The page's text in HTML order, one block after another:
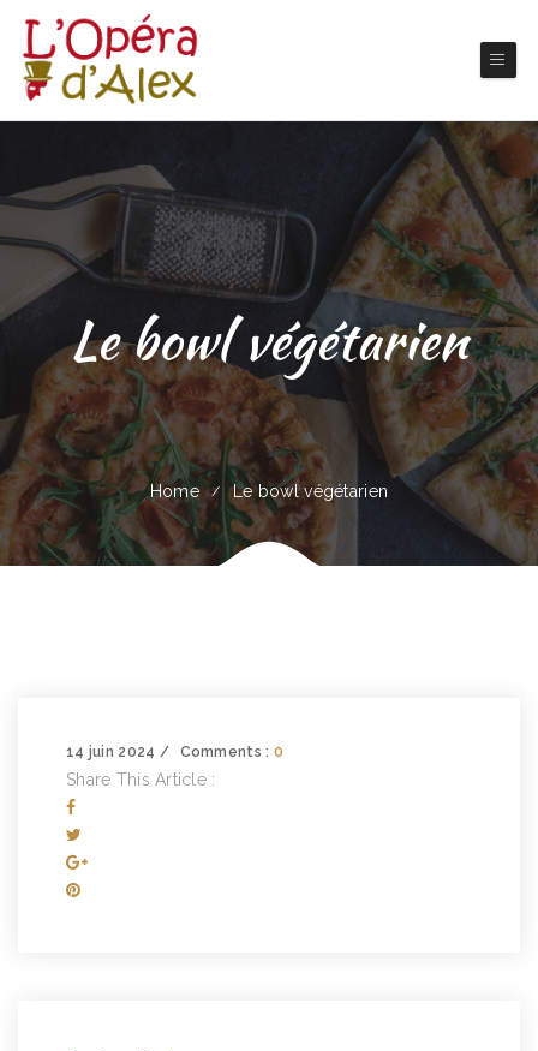
Le bowl végétarien
Home Le bowl végétarien
14 juin 2024 Comments : 0
Share This Article :